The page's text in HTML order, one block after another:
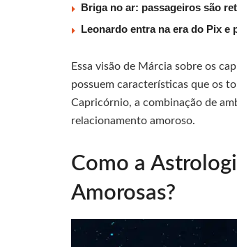
Briga no ar: passageiros são
Leonardo entra na era do Pix e
Essa visão de Márcia sobre os
possuem características que os
Capricórnio, a combinação de
relacionamento amoroso.
Como a
Amorosas?